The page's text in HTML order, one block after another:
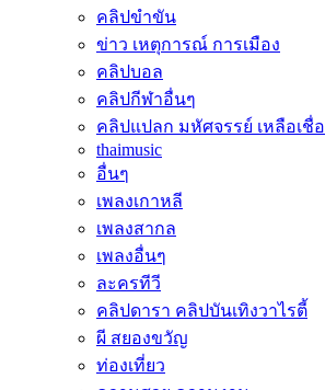
คลิปขำขัน
ข่าว เหตุการณ์ การเมือง
คลิปบอล
คลิปกีฬาอื่นๆ
คลิปแปลก มหัศจรรย์ เหลือเชื่อ
thaimusic
อื่นๆ
เพลงเกาหลี
เพลงสากล
เพลงอื่นๆ
ละครทีวี
คลิปดารา คลิปบันเทิงวาไรตี้
ผี สยองขวัญ
ท่องเที่ยว